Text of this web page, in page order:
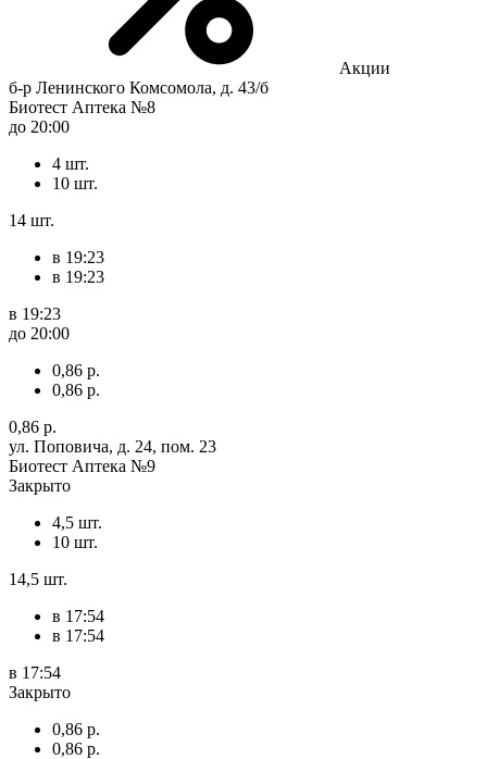
Акции
б-р Ленинского Комсомола, д. 43/б
Биотест Аптека №8
до 20:00
4 шт.
10 шт.
14 шт.
в 19:23
в 19:23
в 19:23
до 20:00
0,86 р.
0,86 р.
0,86 р.
ул. Поповича, д. 24, пом. 23
Биотест Аптека №9
Закрыто
4,5 шт.
10 шт.
14,5 шт.
в 17:54
в 17:54
в 17:54
Закрыто
0,86 р.
0,86 р.